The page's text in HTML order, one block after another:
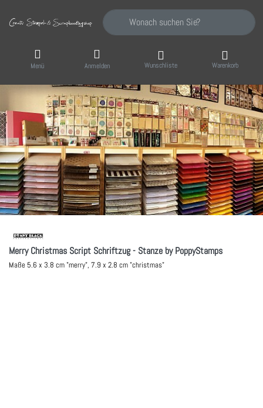
Geben Sie einen Suchbegriff ein. Während
Menü Anmelden Wunschliste Warenkorb
Merry Christmas Script Schriftzug - Stanze by PoppyStamps
Maße 5.6 x 3.8 cm "merry", 7.9 x 2.8 cm "christmas"